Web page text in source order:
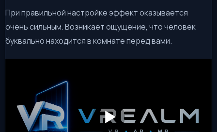
При правильной настройке эффект оказывается
очень сильным. Возникает ощущение, что человек
буквально находится в комнате перед вами.